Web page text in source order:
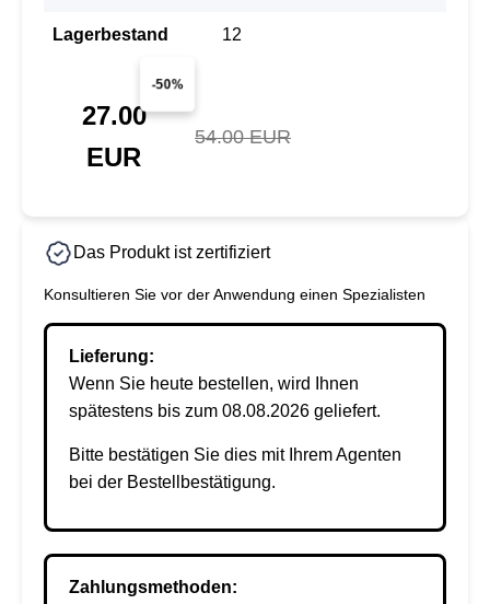
Lagerbestand 12
-50%
27.00
EUR
54.00 EUR
Das Produkt ist zertifiziert
Konsultieren Sie vor der Anwendung einen Spezialisten
Lieferung:
Wenn Sie heute bestellen, wird Ihnen
spätestens bis zum 08.08.2026 geliefert.
Bitte bestätigen Sie dies mit Ihrem Agenten
bei der Bestellbestätigung.
Zahlungsmethoden: